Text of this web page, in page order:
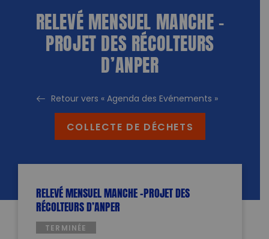
RELEVÉ MENSUEL MANCHE -
PROJET DES RÉCOLTEURS
D’ANPER
Retour vers « Agenda des Evénements »
COLLECTE DE DÉCHETS
RELEVÉ MENSUEL MANCHE -PROJET DES
RÉCOLTEURS D’ANPER
TERMINÉE